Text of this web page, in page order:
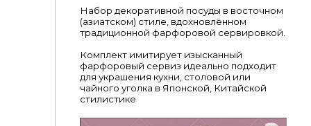
Набор декоративной посуды в восточном
(азиатском) стиле, вдохновлённом
традиционной фарфоровой сервировкой.
Комплект имитирует изысканный
фарфоровый сервиз идеально подходит
для украшения кухни, столовой или
чайного уголка в Японской, Китайской
стилистике